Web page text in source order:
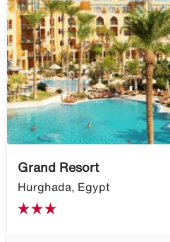
Grand Resort
Hurghada, Egypt